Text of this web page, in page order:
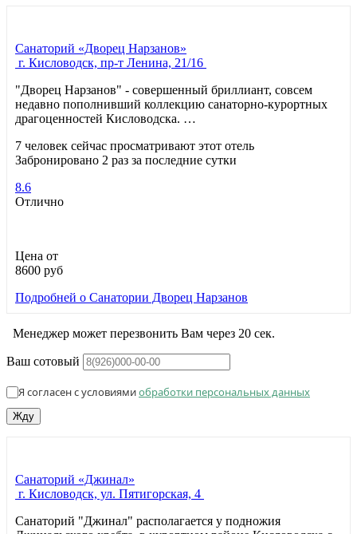
Санаторий «Дворец Нарзанов»
г. Кисловодск, пр-т Ленина, 21/16
"Дворец Нарзанов" - совершенный бриллиант, совсем
недавно пополнивший коллекцию санаторно-курортных
драгоценностей Кисловодска. …
7 человек сейчас просматривают этот отель
Забронировано 2 раз за последние сутки
8.6
Отлично
Цена от
8600 руб
Подробней о Санатории Дворец Нарзанов
Менеджер может перезвонить Вам через 20 сек.
Ваш сотовый
Я согласен с условиямиобработки персональных данных
Жду
Санаторий «Джинал»
г. Кисловодск, ул. Пятигорская, 4
Санаторий "Джинал" располагается у подножия